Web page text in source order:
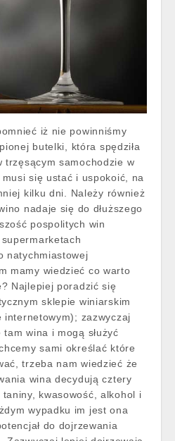
iż nie powinniśmy
butelki, która spędziła
trzęsącym samochodzie w
się ustać i uspokoić, na
kilku dni. Należy również
nadaje się do dłuższego
pospolitych win
natychmiastowej
mamy wiedzieć co warto
Najlepiej poradzić się
sklepie winiarskim
internetowym); zazwyczaj
wina i mogą służyć
sami określać które
trzeba nam wiedzieć że
wina decydują cztery
kwasowość, alkohol i
wypadku im jest ona
do dojrzewania